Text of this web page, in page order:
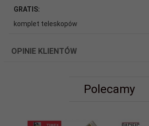
GRATIS:
komplet teleskopów
OPINIE KLIENTÓW
Polecamy